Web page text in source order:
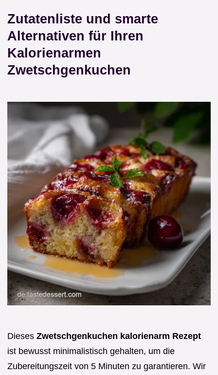
Zutatenliste und smarte
Alternativen für Ihren
Kalorienarmen
Zwetschgenkuchen
Dieses Zwetschgenkuchen kalorienarm Rezept
ist bewusst minimalistisch gehalten, um die
Zubereitungszeit von 5 Minuten zu garantieren. Wir